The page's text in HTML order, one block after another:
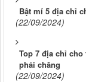
Bật mí 5 địa chỉ
(22/09/2024)
Top 7 địa chỉ
phải chăng
(22/09/2024)